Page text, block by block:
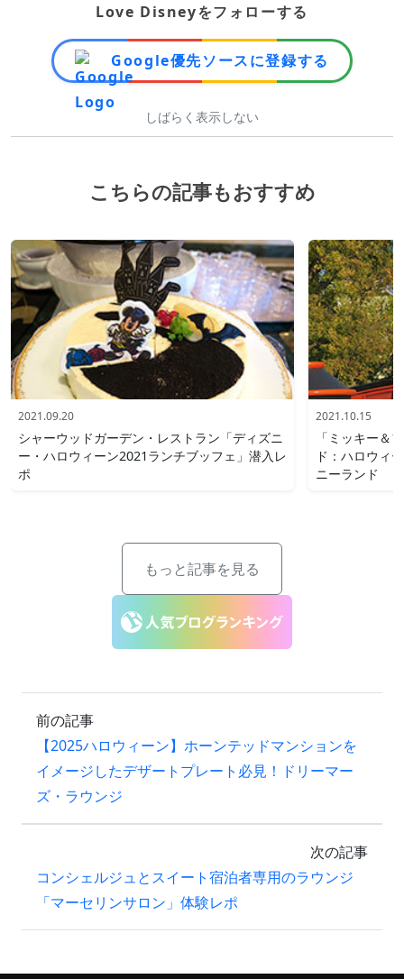
Love Disneyをフォローする
Google優先ソースに登録する
しばらく表示しない
こちらの記事もおすすめ
2021.09.20
シャーウッドガーデン・レストラン「ディズニ
ー・ハロウィーン2021ランチブッフェ」潜入レ
ポ
2021.10.15
「ミッキー＆
ド：ハロウィ
ニーランド
もっと記事を見る
前の記事
【2025ハロウィーン】ホーンテッドマンションを
イメージしたデザートプレート必見！ドリーマー
ズ・ラウンジ
次の記事
コンシェルジュとスイート宿泊者専用のラウンジ
「マーセリンサロン」体験レポ